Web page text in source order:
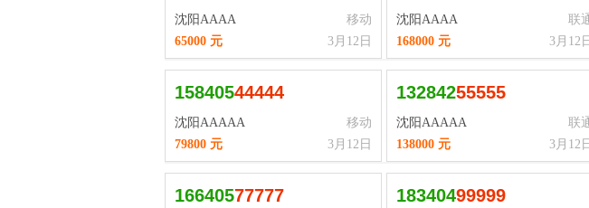
沈阳AAAA
移动
3月12日
65000 元
沈阳AAAA
联
3月12
168000 元
15840544444
沈阳AAAAA
移动
3月12日
79800 元
13284255555
沈阳AAAAA
联
3月12
138000 元
16640577777 18340499999